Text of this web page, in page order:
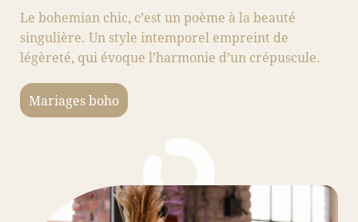
Le bohemian chic, c’est un poème à la beauté
singulière. Un style intemporel empreint de
légèreté, qui évoque l’harmonie d’un crépuscule.
Mariages boho